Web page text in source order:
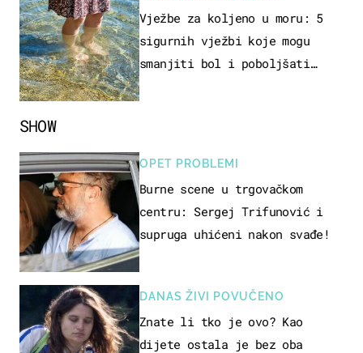
SHOW
OPET PROBLEMI
Burne scene u trgovačkom
centru: Sergej Trifunović i
supruga uhićeni nakon svađe!
DANAS ŽIVI POVUČENO
Znate li tko je ovo? Kao
dijete ostala je bez oba
REKREACIJE
Vježbe za koljeno u moru: 5
sigurnih vježbi koje mogu
smanjiti bol i poboljšati